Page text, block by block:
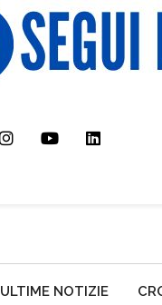
ULTIME NOTIZIE